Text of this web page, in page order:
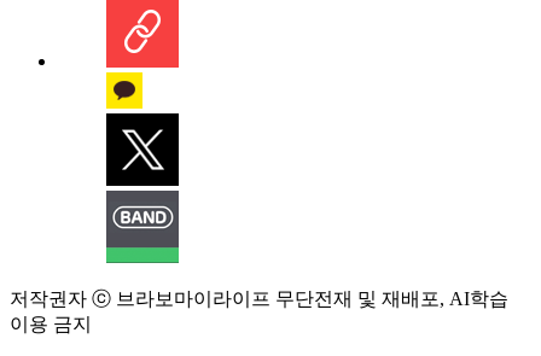
저작권자 ⓒ 브라보마이라이프 무단전재 및 재배포, AI학습
이용 금지